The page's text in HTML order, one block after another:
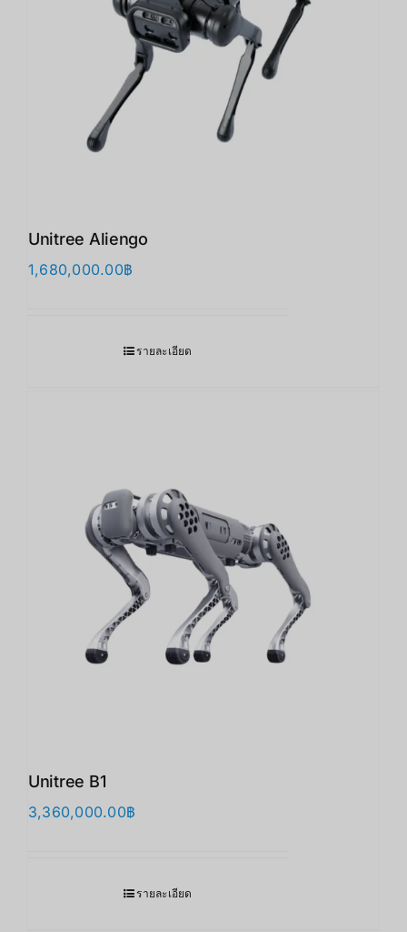
Unitree Aliengo
1,680,000.00฿
รายละเอียด
Unitree B1
3,360,000.00฿
รายละเอียด